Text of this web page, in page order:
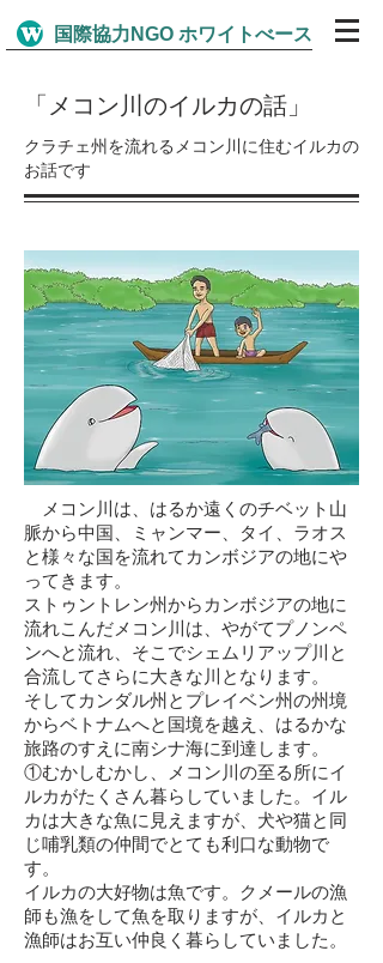
​国際協力NGO ホワイトべース
「メコン川のイルカの話」
​クラチェ州を流れるメコン川に住むイルカの
お話です
メコン川は、はるか遠くのチベット山
脈から中国、ミャンマー、タイ、ラオス
と様々な国を流れてカンボジアの地にや
ってきます。
ストゥントレン州からカンボジアの地に
流れこんだメコン川は、やがてプノンペ
ンへと流れ、そこでシェムリアップ川と
合流してさらに大きな川となります。
そしてカンダル州とプレイベン州の州境
からベトナムへと国境を越え、はるかな
旅路のすえに南シナ海に到達します。
①むかしむかし、メコン川の至る所にイ
ルカがたくさん暮らしていました。イル
カは大きな魚に見えますが、犬や猫と同
じ哺乳類の仲間でとても利口な動物で
す。
イルカの大好物は魚です。クメールの漁
師も漁をして魚を取りますが、イルカと
漁師はお互い仲良く暮らしていました。